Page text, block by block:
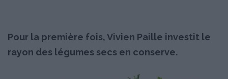
Pour la première fois, Vivien Paille investit le
rayon des légumes secs en conserve.